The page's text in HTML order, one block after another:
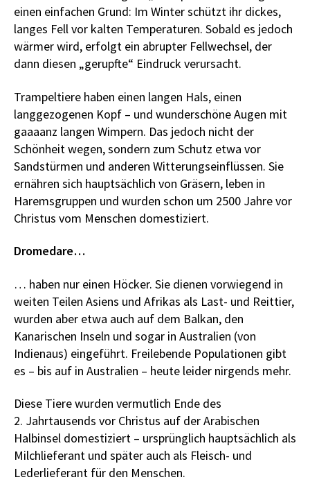
einen einfachen Grund: Im Winter schützt ihr dickes,
langes Fell vor kalten Temperaturen. Sobald es jedoch
wärmer wird, erfolgt ein abrupter Fellwechsel, der
dann diesen „gerupfte“ Eindruck verursacht.
Trampeltiere haben einen langen Hals, einen
langgezogenen Kopf – und wunderschöne Augen mit
gaaaanz langen Wimpern. Das jedoch nicht der
Schönheit wegen, sondern zum Schutz etwa vor
Sandstürmen und anderen Witterungseinflüssen. Sie
ernähren sich hauptsächlich von Gräsern, leben in
Haremsgruppen und wurden schon um 2500 Jahre vor
Christus vom Menschen domestiziert.
Dromedare…
… haben nur einen Höcker. Sie dienen vorwiegend in
weiten Teilen Asiens und Afrikas als Last- und Reittier,
wurden aber etwa auch auf dem Balkan, den
Kanarischen Inseln und sogar in Australien (von
Indienaus) eingeführt. Freilebende Populationen gibt
es – bis auf in Australien – heute leider nirgends mehr.
Diese Tiere wurden vermutlich Ende des
2. Jahrtausends vor Christus auf der Arabischen
Halbinsel domestiziert – ursprünglich hauptsächlich als
Milchlieferant und später auch als Fleisch- und
Lederlieferant für den Menschen.